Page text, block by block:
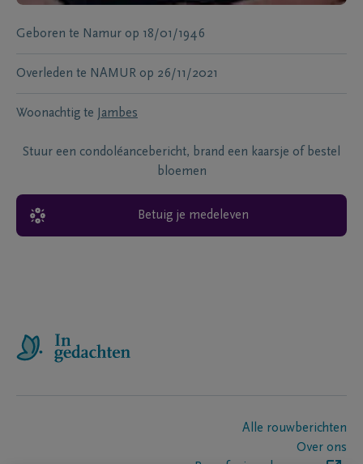
Geboren te Namur op 18/01/1946
Overleden te NAMUR op 26/11/2021
Woonachtig te Jambes
Stuur een condoléancebericht, brand een kaarsje of bestel
bloemen
Betuig je medeleven
Alle rouwberichten
Over ons